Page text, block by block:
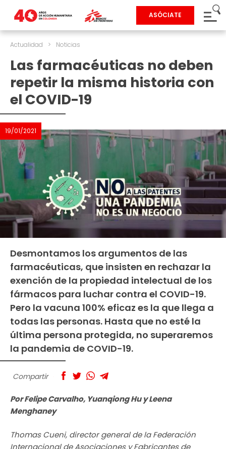
ASÓCIATE
Actualidad > Noticias
Las farmacéuticas no deben
repetir la misma historia con
el COVID-19
19/01/2021
Desmontamos los argumentos de las
farmacéuticas, que insisten en rechazar la
exención de la propiedad intelectual de los
fármacos para luchar contra el COVID-19.
Pero la vacuna 100% eficaz es la que llega a
todas las personas. Hasta que no esté la
última persona protegida, no superaremos
la pandemia de COVID-19.
Compartir
Por Felipe Carvalho, Yuanqiong Hu y Leena
Menghaney
Thomas Cueni, director general de la Federación
Internacional de Asociaciones y Fabricantes de